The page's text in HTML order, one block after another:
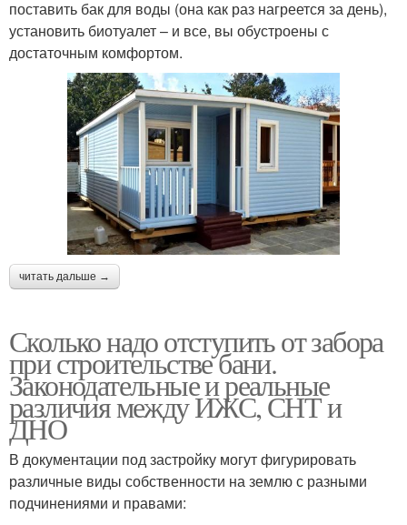
поставить бак для воды (она как раз нагреется за день),
установить биотуалет – и все, вы обустроены с
достаточным комфортом.
читать дальше →
Сколько надо отступить от забора
при строительстве бани.
Законодательные и реальные
различия между ИЖС, СНТ и
ДНО
В документации под застройку могут фигурировать
различные виды собственности на землю с разными
подчинениями и правами: